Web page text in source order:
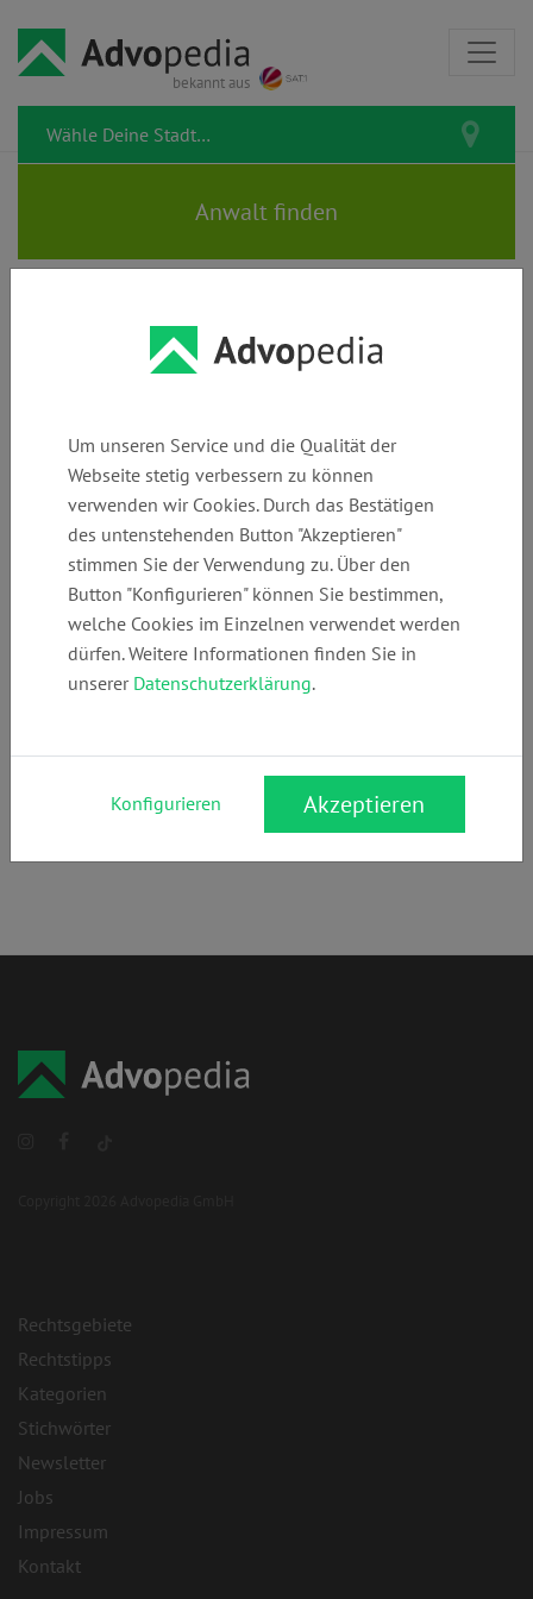
bekannt aus
SCHMID • PETERSEN • BECKER
Telefon:
+49 (0)
8952031900
E-Mail:
mail@kspp.de
Webseite:
www.kspp.de
Rechtsgebiete:
Rechtsgebiete
Rechtstipps
Kategorien
Stichwörter
Newsletter
Jobs
Impressum
Kontakt
Um unseren Service und die Qualität der
Webseite stetig verbessern zu können
verwenden wir Cookies. Durch das Bestätigen
des untenstehenden Button "Akzeptieren"
stimmen Sie der Verwendung zu. Über den
Button "Konfigurieren" können Sie bestimmen,
welche Cookies im Einzelnen verwendet werden
dürfen. Weitere Informationen finden Sie in
unserer Datenschutzerklärung.
Konfigurieren Akzeptieren